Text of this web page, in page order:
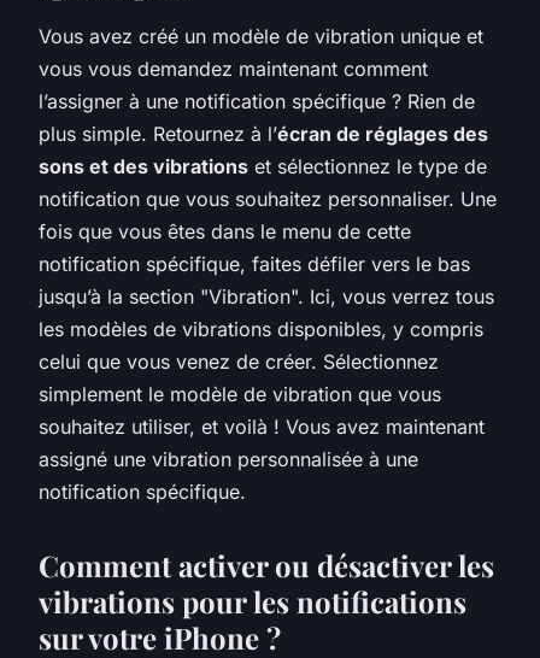
Vous avez créé un modèle de vibration unique et
vous vous demandez maintenant comment
l’assigner à une notification spécifique ? Rien de
plus simple. Retournez à l’écran de réglages des
sons et des vibrations et sélectionnez le type de
notification que vous souhaitez personnaliser. Une
fois que vous êtes dans le menu de cette
notification spécifique, faites défiler vers le bas
jusqu’à la section "Vibration". Ici, vous verrez tous
les modèles de vibrations disponibles, y compris
celui que vous venez de créer. Sélectionnez
simplement le modèle de vibration que vous
souhaitez utiliser, et voilà ! Vous avez maintenant
assigné une vibration personnalisée à une
notification spécifique.
Comment activer ou désactiver les
vibrations pour les notifications
sur votre iPhone ?